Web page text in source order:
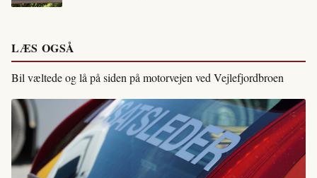
LÆS OGSÅ
Bil væltede og lå på siden på motorvejen ved Vejlefjordbroen